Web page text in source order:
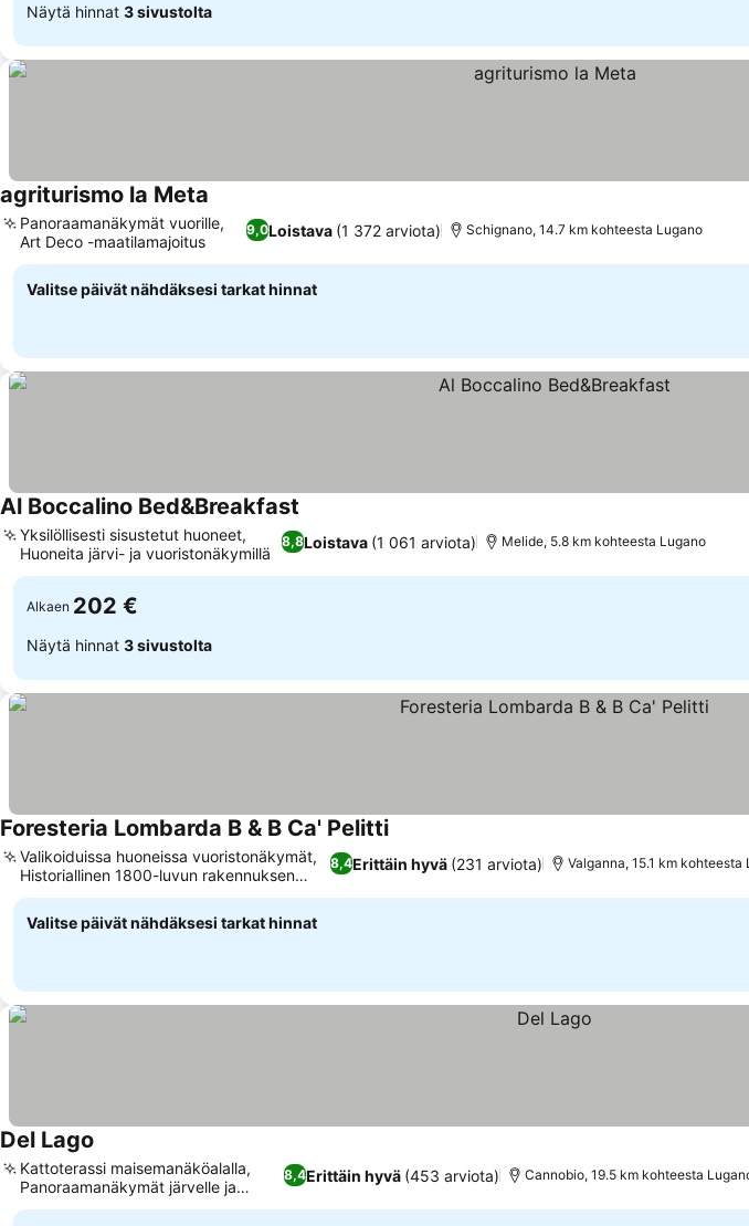
Näytä hinnat 3 sivustolta
agriturismo la Meta
9,0Loistava (1 372 arviota)
Panoraamanäkymät vuorille,
Art Deco -maatilamajoitus
Schignano, 14.7 km kohteesta Lugano
Valitse päivät nähdäksesi tarkat hinnat
Al Boccalino Bed&Breakfast
8,8Loistava (1 061 arviota)
Yksilöllisesti sisustetut huoneet,
Huoneita järvi- ja vuoristonäkymillä
Melide, 5.8 km kohteesta Lugano
Alkaen 202 €
Näytä hinnat 3 sivustolta
Foresteria Lombarda B & B Ca' Pelitti
8,4Erittäin hyvä (231 arviota)
Valikoiduissa huoneissa vuoristonäkymät,
Historiallinen 1800-luvun rakennuksen
viehätys
Valganna, 15.1 km kohteesta
Valitse päivät nähdäksesi tarkat hinnat
Del Lago
8,4Erittäin hyvä (453 arviota)
Kattoterassi maisemanäköalalla,
Panoraamanäkymät järvelle ja
vuorille
Cannobio, 19.5 km kohteesta